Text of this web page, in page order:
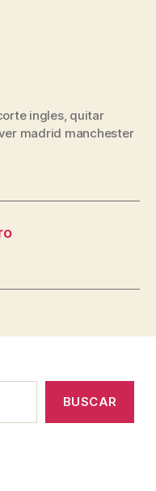
ingles, quitar
madrid manchester
BUSCAR